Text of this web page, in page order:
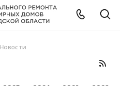
Новости